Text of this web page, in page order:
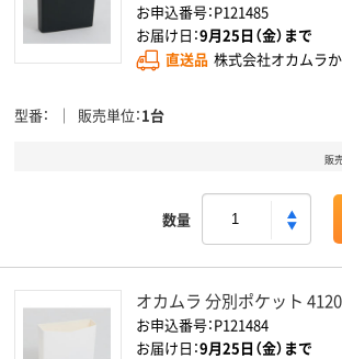
お申込番号：P121485
お届け日：9月25日（金）まで
直送品 株式会社オカムラ
型番 販売単位 1台
販
数量
オカムラ 分別ポケット
お申込番号：P121484
お届け日：9月25日（金）まで